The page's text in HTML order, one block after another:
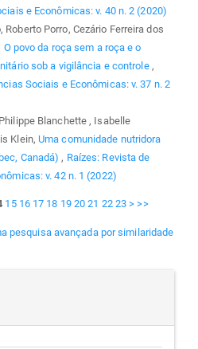
e Econômicas: v. 40 n. 2 (2020)
Roberto Porro, Cezário Ferreira dos
O povo da roça sem a roça e o
sob a vigilância e controle ,
Sociais e Econômicas: v. 37 n. 2
Blanchette , Isabelle
Klein,Uma comunidade nutridora
Canadá), Raízes: Revista de
v. 42 n. 1 (2022)
15 16 17 18 19 20 21 22 23 > >>
pesquisa avançada por similaridade